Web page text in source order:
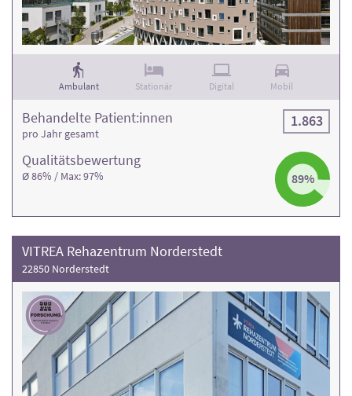
Ambulant Stationär Digital Mobil
Qualitäts­bewertung
Ø 86% / Max: 97% 89%
Behandelte Patient:innen
pro Jahr gesamt
1.863
VITREA Rehazentrum Norderstedt
22850 Norderstedt